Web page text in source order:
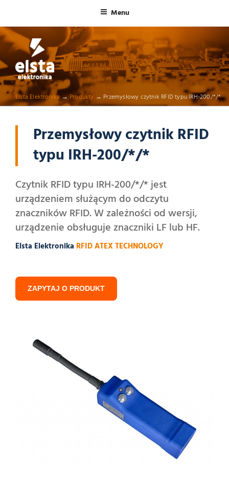
ELSTA ELEKTRONIKA
Profesjonalna elektronika przemysłowa
Menu
Elsta Elektronika→Produkty → Przemysłowy czytnik RFID typu IRH-200/*/*
Przemysłowy czytnik RFID
typu IRH-200/*/*
Czytnik RFID typu IRH-200/*/* jest
urządzeniem służącym do odczytu
znaczników RFID. W zależności od wersji,
urządzenie obsługuje znaczniki LF lub HF.
Elsta Elektronika RFID ATEX TECHNOLOGY
ZAPYTAJ O PRODUKT